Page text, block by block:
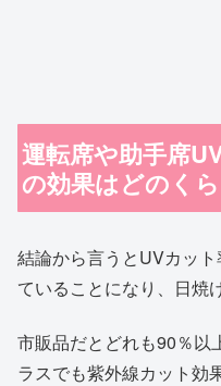
運転席や助手席
の効果はどのく
結論から言うとUVカッ
ていることになり、日焼
市販品だとどれも90％以
ラスでも紫外線カット効